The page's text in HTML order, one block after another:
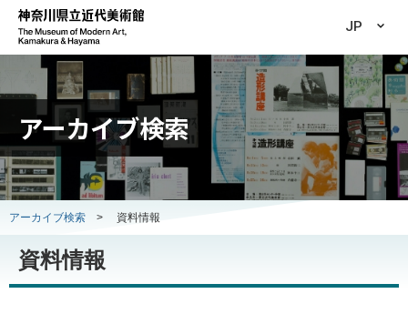
JP
アーカイブ検索
アーカイブ検索 > 資料情報
資料情報